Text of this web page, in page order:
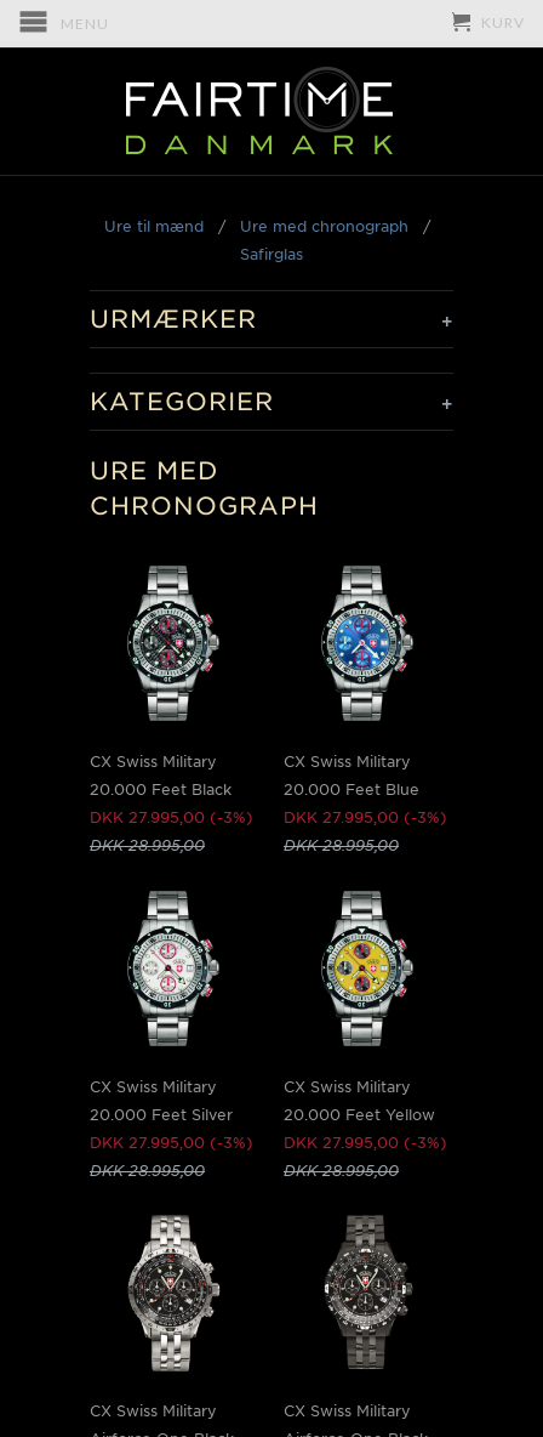
MENU KURV
Ure til mænd/ Ure med chronograph /
Safirglas
+
URMÆRKER
+
KATEGORIER
URE MED
CHRONOGRAPH
CX Swiss Military
20.000 Feet Black
DKK 27.995,00 (-3%)
DKK 28.995,00
CX Swiss Military
20.000 Feet Blue
DKK 27.995,00 (-3%)
DKK 28.995,00
CX Swiss Military
20.000 Feet Silver
DKK 27.995,00 (-3%)
DKK 28.995,00
CX Swiss Military
20.000 Feet Yellow
DKK 27.995,00 (-3%)
DKK 28.995,00
CX Swiss Military
CX Swiss Military